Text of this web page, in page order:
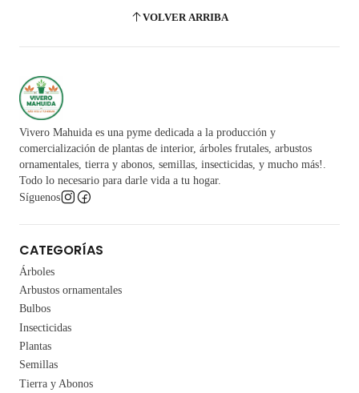
VOLVER ARRIBA
Vivero Mahuida es una pyme dedicada a la producción y
comercialización de plantas de interior, árboles frutales, arbustos
ornamentales, tierra y abonos, semillas, insecticidas, y mucho más!.
Todo lo necesario para darle vida a tu hogar.
Síguenos
CATEGORÍAS
Árboles
Arbustos ornamentales
Bulbos
Insecticidas
Plantas
Semillas
Tierra y Abonos